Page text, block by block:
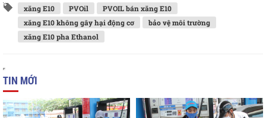
xăng E10 PVOil
PVOIL bán xăng E10
xăng E10 không gây hại động cơ
bảo vệ môi trường
xăng E10 pha Ethanol
TIN MỚI